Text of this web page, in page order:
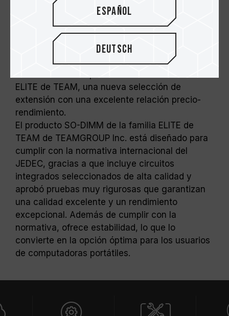
Las aplicaciones para computadoras portátiles
son cada vez más populares en el trabajo o en
la vida cotidiana, además de en el sector
comercial, en el que cada persona tiene uno de
estos equipos. En respuesta a la tendencia,
ELITE de TEAM, una nueva selección de
extensión con una excelente relación precio-
rendimiento.
El producto SO-DIMM de la familia ELITE de
TEAM de TEAMGROUP Inc. está diseñado para
cumplir con la normativa internacional del
JEDEC, gracias a que incluye circuitos
integrados seleccionados de alta calidad y
aprobó pruebas muy rigurosas que garantizan
una calidad excelente y un rendimiento
excepcional. Además de cumplir con la
normativa, ofrece estabilidad, lo que lo
convierte en la opción óptima para los usuarios
de computadoras portátiles.
Español
Deutsch